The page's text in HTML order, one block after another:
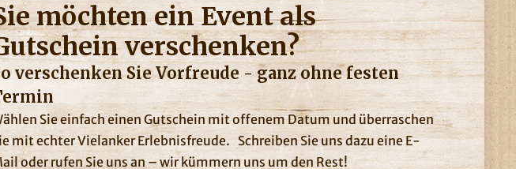
möchten ein Event als
verschenken?
verschenken Sie Vorfreude - ganz ohne festen
Sie einfach einen Gutschein mit offenem Datum und überraschen
mit echter Vielanker Erlebnisfreude. Schreiben Sie uns dazu eine E-
oder rufen Sie uns an – wir kümmern uns um den Rest!